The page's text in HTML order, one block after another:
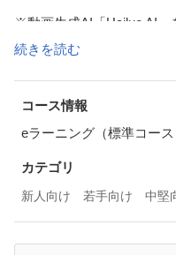
※動画生成AI「Hailuo AI」
読みください。
ご注意ください。
続きを読む
コース情報
eラーニング（標準コース
カテゴリ
新人向け 若手向け 中堅